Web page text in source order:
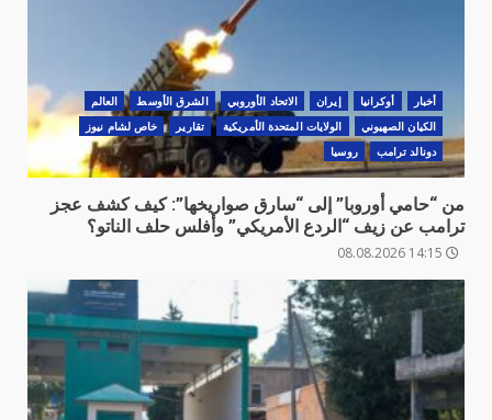
أخبار أوكرانيا ‏إيران الاتحاد الأوروبي الشرق الأوسط
العالم
الكيان الصهيوني
الولايات المتحدة الأمريكية تقارير
خاص لشام نيوز
دونالد ترامب
روسيا
من “حامي أوروبا” إلى “سارق صواريخها”: كيف كشف عجز
ترامب عن زيف “الردع الأمريكي” وأفلس حلف الناتو؟